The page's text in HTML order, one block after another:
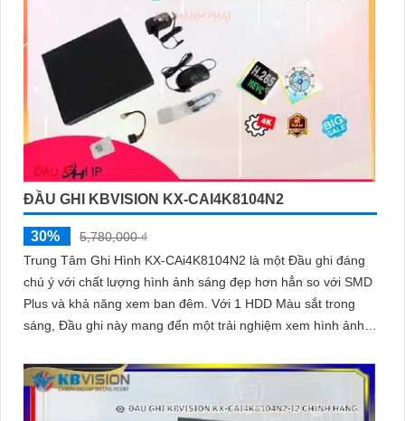
ĐẦU GHI KBVISION KX-CAI4K8104N2
30%
5,780,000 ₫
Trung Tâm Ghi Hình KX-CAi4K8104N2 là một Đầu ghi đáng
chú ý với chất lượng hình ảnh sáng đẹp hơn hẳn so với SMD
Plus và khả năng xem ban đêm. Với 1 HDD Màu sắt trong
sáng, Đầu ghi này mang đến một trải nghiệm xem hình ảnh